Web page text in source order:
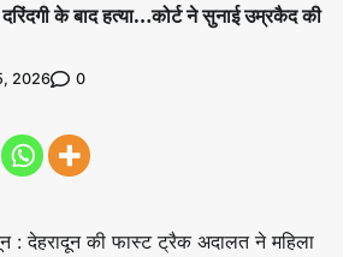
के बाद हत्या…कोर्ट ने सुनाई उम्रकैद की
2026 0
: देहरादून की फास्ट ट्रैक अदालत ने महिला